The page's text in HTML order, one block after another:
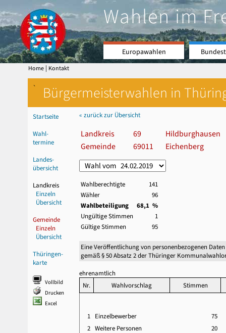
Wahlen im
Europawahlen
Home | Kontakt
` Bürgermeisterwahlen in
Startseite
Wahl-
termine
Landes-
übersicht
Landkreis
Einzeln
Übersicht
Gemeinde
Einzeln
Übersicht
Thüringen-
karte
Vollbild
Drucken
Excel
« zurück zur Übersicht
Landkreis 69
Hildburghausen
Gemeinde
69011 Eichenberg
Wahlberechtigte
141
Wähler
96
Wahlbeteiligung
68,1 %
Ungültige Stimmen
1
Gültige Stimmen
95
Eine Veröffentlichung von personenbezogenen
gemäß § 50 Absatz 2 der Thüringer
ehrenamtlich
Nr.
Wahlvorschlag Stimmen
1 Einzelbewerber
75
2 Weitere Personen 20